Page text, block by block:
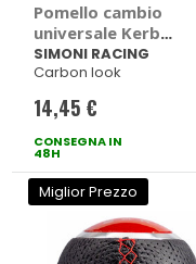
Pomello cambio
universale Kerb
Carbon - SIMONI
RACING
SIMONI RACING
Carbon look
14,45 €
CONSEGNA IN
48H
Miglior Prezzo